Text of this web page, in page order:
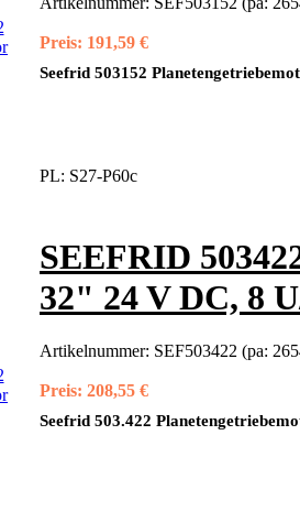
Preis: 191,59 €
Seefrid 503152
PL: S27-P60c
SEEFRID
32" 24 V DC, 8
Artikelnummer: SEF503422 (pa:
Preis: 208,55 €
Seefrid 503.422